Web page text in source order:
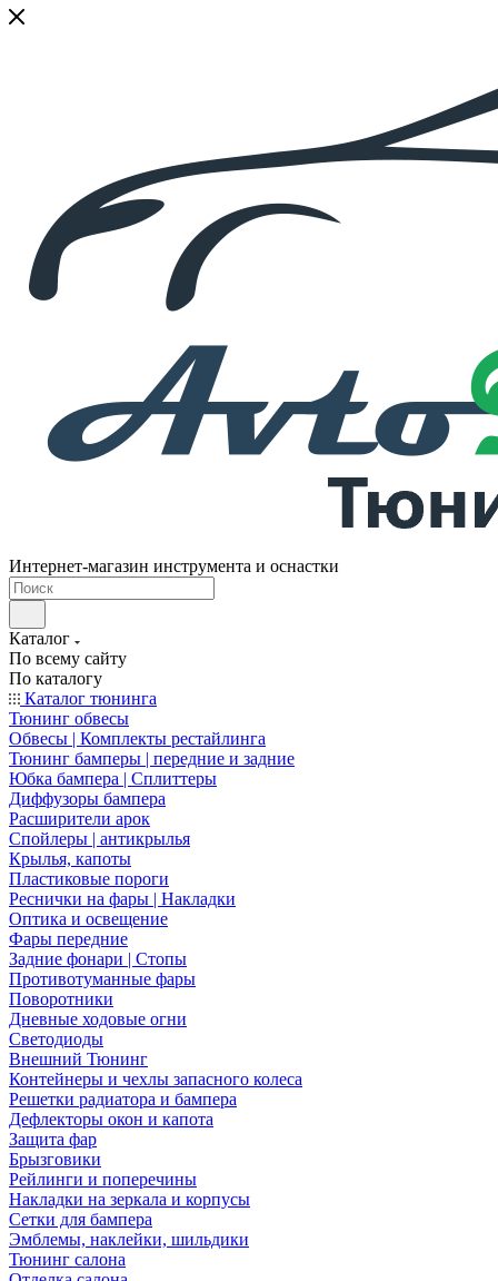
Интернет-магазин инструмента и оснастки
Каталог
По всему сайту
По каталогу
Каталог тюнинга
Тюнинг обвесы
Обвесы | Комплекты рестайлинга
Тюнинг бамперы | передние и задние
Юбка бампера | Сплиттеры
Диффузоры бампера
Расширители арок
Спойлеры | антикрылья
Крылья, капоты
Пластиковые пороги
Реснички на фары | Накладки
Оптика и освещение
Фары передние
Задние фонари | Стопы
Противотуманные фары
Поворотники
Дневные ходовые огни
Светодиоды
Внешний Тюнинг
Контейнеры и чехлы запасного колеса
Решетки радиатора и бампера
Дефлекторы окон и капота
Защита фар
Брызговики
Рейлинги и поперечины
Накладки на зеркала и корпусы
Сетки для бампера
Эмблемы, наклейки, шильдики
Тюнинг салона